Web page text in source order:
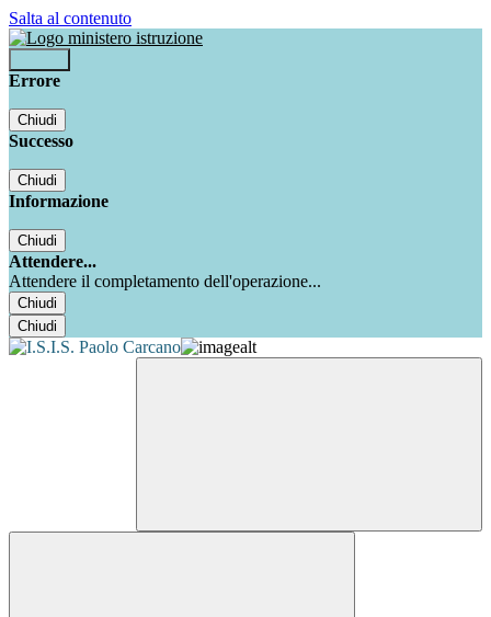
Salta al contenuto
Errore
Chiudi
Successo
Chiudi
Informazione
Chiudi
Attendere...
Attendere il completamento dell'operazione...
Chiudi
Chiudi